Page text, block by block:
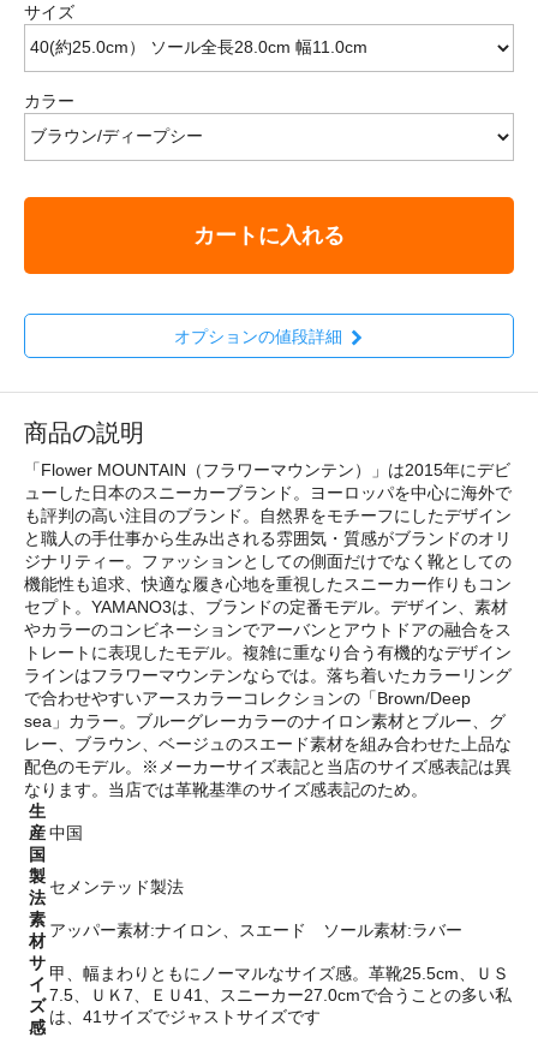
サイズ
カラー
カートに入れる
オプションの値段詳細
商品の説明
「Flower MOUNTAIN（フラワーマウンテン）」は2015年にデビ
ューした日本のスニーカーブランド。ヨーロッパを中心に海外で
も評判の高い注目のブランド。自然界をモチーフにしたデザイン
と職人の手仕事から生み出される雰囲気・質感がブランドのオリ
ジナリティー。ファッションとしての側面だけでなく靴としての
機能性も追求、快適な履き心地を重視したスニーカー作りもコン
セプト。YAMANO3は、ブランドの定番モデル。デザイン、素材
やカラーのコンビネーションでアーバンとアウトドアの融合をス
トレートに表現したモデル。複雑に重なり合う有機的なデザイン
ラインはフラワーマウンテンならでは。落ち着いたカラーリング
で合わせやすいアースカラーコレクションの「Brown/Deep
sea」カラー。ブルーグレーカラーのナイロン素材とブルー、グ
レー、ブラウン、ベージュのスエード素材を組み合わせた上品な
配色のモデル。※メーカーサイズ表記と当店のサイズ感表記は異
なります。当店では革靴基準のサイズ感表記のため。
生
産
国
中国
製
法
セメンテッド製法
素
材
アッパー素材:ナイロン、スエード ソール素材:ラバー
サ
イ
ズ
感
甲、幅まわりともにノーマルなサイズ感。革靴25.5cm、ＵＳ
7.5、ＵＫ7、ＥＵ41、スニーカー27.0cmで合うことの多い私
は、41サイズでジャストサイズです